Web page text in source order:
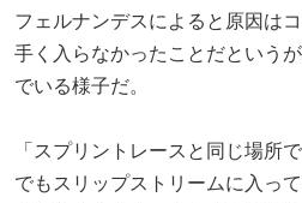
フェルナンデスによると原因は
手く入らなかったことだという
でいる様子だ。
「スプリントレースと同じ場所
でもスリップストリームに入っ